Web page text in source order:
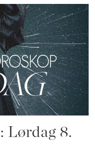
Lørdag 8.